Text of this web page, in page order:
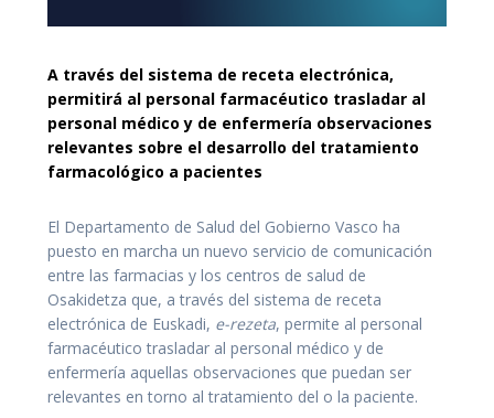
A través del sistema de receta electrónica,
permitirá al personal farmacéutico trasladar al
personal médico y de enfermería observaciones
relevantes sobre el desarrollo del tratamiento
farmacológico a pacientes
El Departamento de Salud del Gobierno Vasco ha
puesto en marcha un nuevo servicio de comunicación
entre las farmacias y los centros de salud de
Osakidetza que, a través del sistema de receta
electrónica de Euskadi, e-rezeta, permite al personal
farmacéutico trasladar al personal médico y de
enfermería aquellas observaciones que puedan ser
relevantes en torno al tratamiento del o la paciente.